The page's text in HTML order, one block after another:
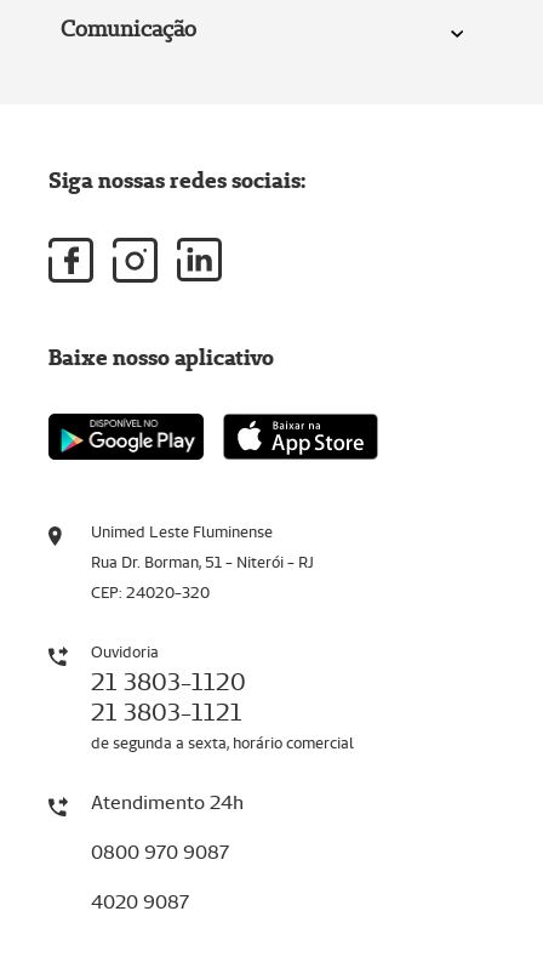
Comunicação
Unimed Leste Fluminense
Rua Dr. Borman, 51 - Niterói - RJ
CEP: 24020-320
Ouvidoria
21 3803-1120
21 3803-1121
de segunda a sexta, horário comercial
Atendimento 24h
0800 970 9087
4020 9087
Siga nossas redes sociais:
Baixe nosso aplicativo